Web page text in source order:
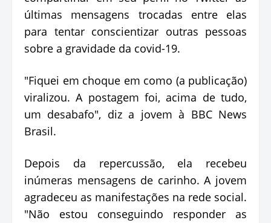
últimas mensagens trocadas entre elas
para tentar conscientizar outras pessoas
sobre a gravidade da covid-19.
"Fiquei em choque em como (a publicação)
viralizou. A postagem foi, acima de tudo,
um desabafo", diz a jovem à BBC News
Brasil.
Depois da repercussão, ela recebeu
inúmeras mensagens de carinho. A jovem
agradeceu as manifestações na rede social.
"Não estou conseguindo responder as